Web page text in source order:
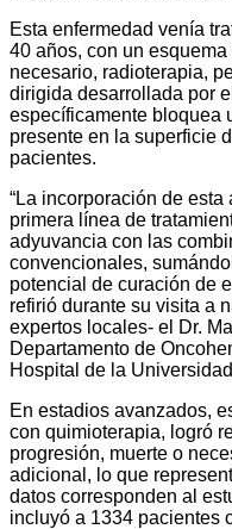
Esta enfermedad venía
40 años, con un
necesario, radioterapia,
dirigida desarrollada por
específicamente bloquea
presente en la superficie
pacientes.
“La incorporación de
primera línea de
adyuvancia con las
convencionales,
potencial de curación de
refirió durante su visita a
expertos locales- el Dr.
Departamento de
Hospital de la
En estadios avanzados,
con quimioterapia, logró
progresión, muerte o
adicional, lo que
datos corresponden al
incluyó a 1334 pacientes